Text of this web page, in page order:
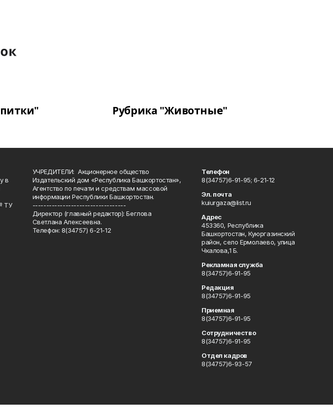
Рубрика "Животные"
в
ТУ
УЧРЕДИТЕЛИ: Акционерное общество
Издательский дом «Республика Башкортостан»,
Агентство по печати и средствам массовой
информации Республики Башкортостан.
----------------------------------
Директор (главный редактор): Беглова
Светлана Алексеевна.
Телефон: 8(34757) 6-21-12
Телефон
8(34757)6-91-95; 6-21-12
Эл. почта
kuiurgaza@list.ru
Адрес
453360, Республика
Башкортостан, Куюргазинский
район, село Ермолаево, улица
Чкалова,1 Б.
Рекламная служба
8(34757)6-91-95
Редакция
8(34757)6-91-95
Приемная
8(34757)6-91-95
Сотрудничество
8(34757)6-91-95
Отдел кадров
8(34757)6-93-57